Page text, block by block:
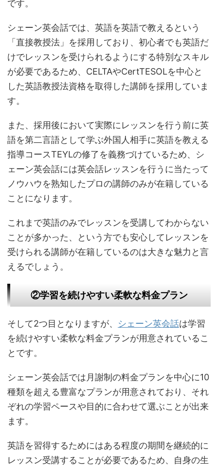
です。
シェーン英会話では、英語を英語で教えるという
「直接教授法」を採用しており、初心者でも英語だ
けでレッスンを受けられるようにする特別なスキル
が必要であるため、CELTAやCertTESOLを中心と
した英語教授法資格を取得した講師を採用していま
す。
また、採用後において実際にレッスンを行う前に英
語を第二言語として学ぶ外国人相手に英語を教える
指導コースTEYLの修了を義務づけているため、シ
ェーン英会話には英会話レッスンを行うに当たって
ノウハウを熟知したプロの講師のみが在籍している
ことになります。
これまで英語のみでレッスンを受講してわからない
ことが多かった、という方でも安心してレッスンを
受けられる講師が在籍しているのは大きな魅力と言
えるでしょう。
②学習を続けやすい柔軟な料金プラン
そして2つ目となりますが、 シェーン英会話は学習
を続けやすい柔軟な料金プランが用意されているこ
とです。
シェーン英会話では月謝制の料金プランを中心に10
種類を超える豊富なプランが用意されており、それ
ぞれの学習ペースや目的に合わせて選ぶことが出来
ます。
英語を習得するためにはある程度の期間を継続的に
レッスン受講することが必要であるため、自身の生